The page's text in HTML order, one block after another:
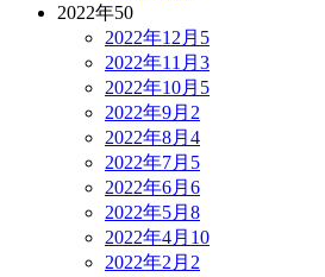
2022年50
2022年12月 5
2022年11月 3
2022年10月 5
2022年9月 2
2022年8月 4
2022年7月 5
2022年6月 6
2022年5月 8
2022年4月 10
2022年2月 2